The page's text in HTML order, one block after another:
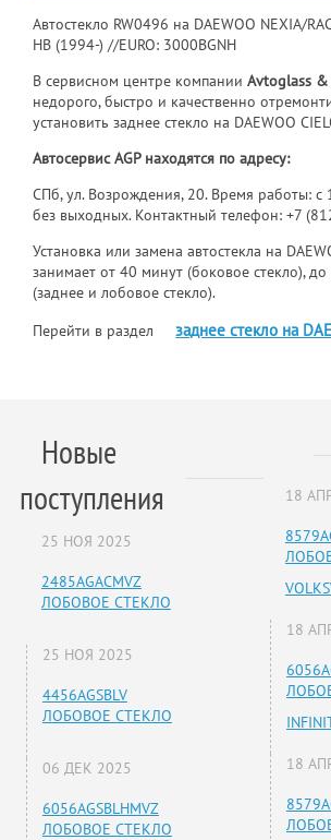
Автостекло RW0496 на DAEWOO NEXIA/
HB (1994-) //EURO: 3000BGNH
В сервисном центре компанииAvtoglass &
недорого, быстро и качественно
установить заднее стекло на DAEWOO
Автосервис AGP находятся по адресу:
СПб, ул. Возрождения, 20. Время работы: с
без выходных. Контактный телефон:+7
Установка или замена автостекла на
занимает от 40 минут (боковое стекло),
(заднее и лобовое стекло).
Перейти в раздел
заднее стекло на
Новые
поступления
25 НОЯ 2025
2485AGACMVZ
ЛОБОВОЕ СТЕКЛО
25 НОЯ 2025
4456AGSBLV
ЛОБОВОЕ СТЕКЛО
06 ДЕК 2025
6056AGSBLHMVZ
ЛОБОВОЕ СТЕКЛО
18
18
18